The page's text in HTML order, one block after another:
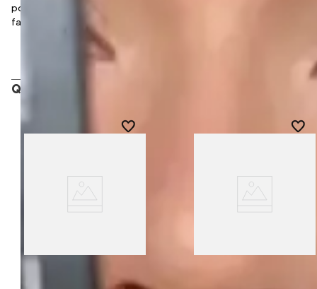
possui ponteiras removíveis que permitem variar o visual com
facilidade.
Quem viu, viu também